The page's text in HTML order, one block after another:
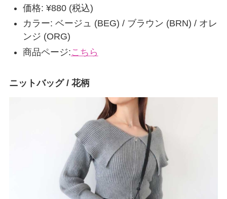
価格: ¥880 (税込)
カラー: ベージュ (BEG) / ブラウン (BRN) / オレ
ンジ (ORG)
商品ページ:こちら
ニットバッグ / 花柄